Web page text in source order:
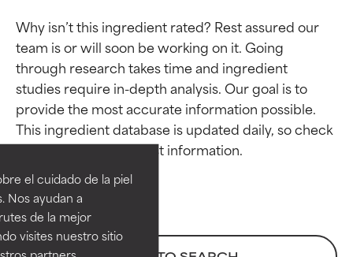
el cuidado de la piel
Nos ayudan a
de la mejor
visites nuestro sitio
Why isn’t this ingredient rated? Rest assured our
team is or will soon be working on it. Going
through research takes time and ingredient
studies require in-depth analysis. Our goal is to
provide the most accurate information possible.
This ingredient database is updated daily, so check
Calificaciones de
ingredientes
EXCELENTE
Ingrediente sobresaliente con
beneficios reales para la piel. Su
eficacia está demostrada y
Calificaciones de
ingredientes
EXCELENTE
Ingrediente sobresaliente con
beneficios reales para la piel. Su
eficacia está demostrada y